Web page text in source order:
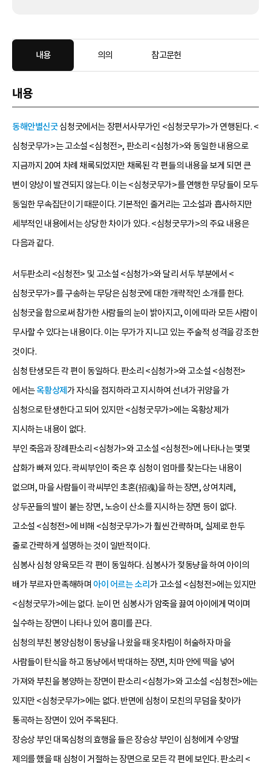
내용 의의 참고문헌
내용
동해안별신굿심청굿에서는 장편서사무가인 <심청굿무가>가 연행된다. <
심청굿무가>는 고소설 <심청전>, 판소리 <심청가>와 동일한 내용으로
지금까지 20여 차례 채록되었지만 채록된 각 편들의 내용을 보게 되면 큰
변이 양상이 발견되지 않는다. 이는 <심청굿무가>를 연행한 무당들이 모두
동일한 무속집단이기 때문이다. 기본적인 줄거리는 고소설과 흡사하지만
세부적인 내용에서는 상당한 차이가 있다. <심청굿무가>의 주요 내용은
다음과 같다.
서두판소리 <심청전> 및 고소설 <심청가>와 달리 서두 부분에서 <
심청굿무가>를 구송하는 무당은 심청굿에 대한 개략적인 소개를 한다.
심청굿을 함으로써 참가한 사람들의 눈이 밝아지고, 이에 따라 모든 사람이
무사할 수 있다는 내용이다. 이는 무가가 지니고 있는 주술적 성격을 강조한
것이다.
심청 탄생모든 각 편이 동일하다. 판소리 <심청가>와 고소설 <심청전>
에서는옥황상제 가 자식을 점지하라고 지시하여 선녀가 귀양을 가
심청으로 탄생한다고 되어 있지만 <심청굿무가>에는 옥황상제가
지시하는 내용이 없다.
부인 죽음과 장례판소리 <심청가>와 고소설 <심청전>에 나타나는 몇몇
삽화가 빠져 있다. 곽씨부인이 죽은 후 심청이 엄마를 찾는다는 내용이
없으며, 마을 사람들이 곽씨부인 초혼(招魂)을 하는 장면, 상여치레,
상두꾼들의 발이 붙는 장면, 노승이 산소를 지시하는 장면 등이 없다.
고소설 <심청전>에 비해 <심청굿무가>가 훨씬 간략하며, 실제로 한두
줄로 간략하게 설명하는 것이 일반적이다.
심봉사 심청 양육모든 각 편이 동일하다. 심봉사가 젖동냥을 하여 아이의
배가 부르자 만족해하며아이 어르는 소리 가 고소설 <심청전>에는 있지만
<심청굿무가>에는 없다. 눈이 먼 심봉사가 암죽을 끓여 아이에게 먹이며
실수하는 장면이 나타나 있어 흥미를 끈다.
심청의 부친 봉양심청이 동냥을 나왔을 때 옷차림이 허술하자 마을
사람들이 탄식을 하고 동냥에서 박대하는 장면, 치마 안에 떡을 넣어
가져와 부친을 봉양하는 장면이 판소리 <심청가>와 고소설 <심청전>에는
있지만 <심청굿무가>에는 없다. 반면에 심청이 모친의 무덤을 찾아가
통곡하는 장면이 있어 주목된다.
장승상 부인 대목심청의 효행을 들은 장승상 부인이 심청에게 수양딸
제의를 했을 때 심청이 거절하는 장면으로 모든 각 편에 보인다. 판소리 <